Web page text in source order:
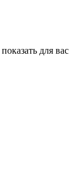
для вас